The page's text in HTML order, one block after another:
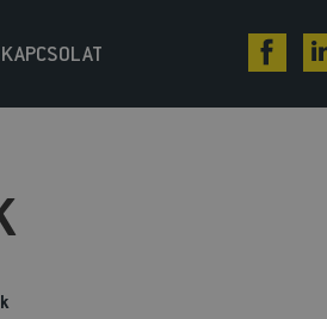
KAPCSOLAT